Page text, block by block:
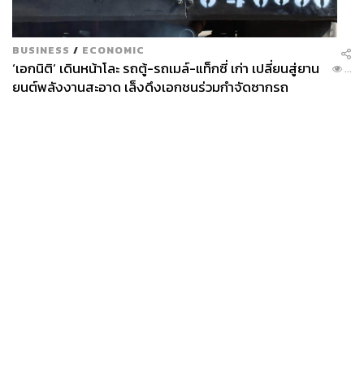
BUSINESS / ECONOMIC
‘เอกนิติ’ เดินหน้าโละ รถตู้-รถเมล์-แท็กซี่ เก่า เปลี่ยนสู่ยาน
ยนต์พลังงานสะอาด เล็งดึงเอกชนร่วมกำจัดซากรถ
...